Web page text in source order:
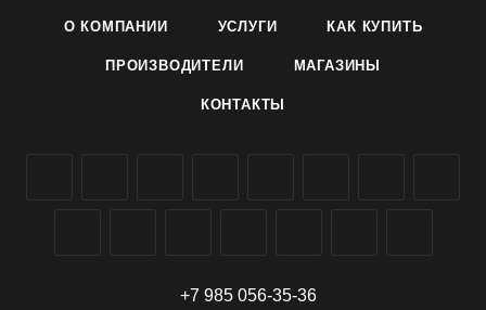
О КОМПАНИИ УСЛУГИ КАК КУПИТЬ
ПРОИЗВОДИТЕЛИ МАГАЗИНЫ
КОНТАКТЫ
+7 985 056-35-36